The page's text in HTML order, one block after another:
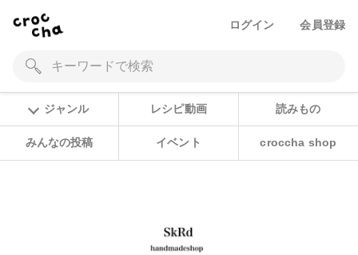
ログイン 会員登録
ジャンル レシピ動画 読みもの
みんなの投稿 イベント croccha shop